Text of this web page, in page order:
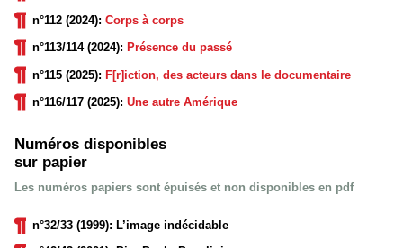
n°112 (2024): Corps à corps
n°113/114 (2024): Présence du passé
n°115 (2025): F[r]iction, des acteurs dans le documentaire
n°116/117 (2025): Une autre Amérique
Numéros disponibles
sur papier
Les numéros papiers sont épuisés et non disponibles en pdf
n°32/33 (1999): L’image indécidable